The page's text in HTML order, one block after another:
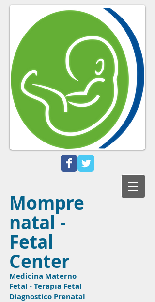
Mompre
natal -
Fetal
Center
Medicina Materno
Fetal - Terapia Fetal
Diagnostico Prenatal